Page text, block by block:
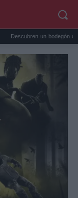
un bodegón de Clara